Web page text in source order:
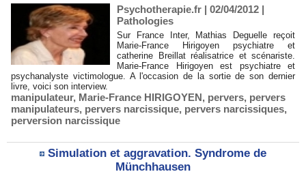
Psychotherapie.fr | 02/04/2012 |
Pathologies
Sur France Inter, Mathias Deguelle reçoit
Marie-France Hirigoyen psychiatre et
catherine Breillat réalisatrice et scénariste.
Marie-France Hirigoyen est psychiatre et
psychanalyste victimologue. A l'occasion de la sortie de son dernier
livre, voici son interview.
manipulateur, Marie-France HIRIGOYEN, pervers, pervers
manipulateurs, pervers narcissique, pervers narcissiques,
perversion narcissique
Simulation et aggravation. Syndrome de
Münchhausen